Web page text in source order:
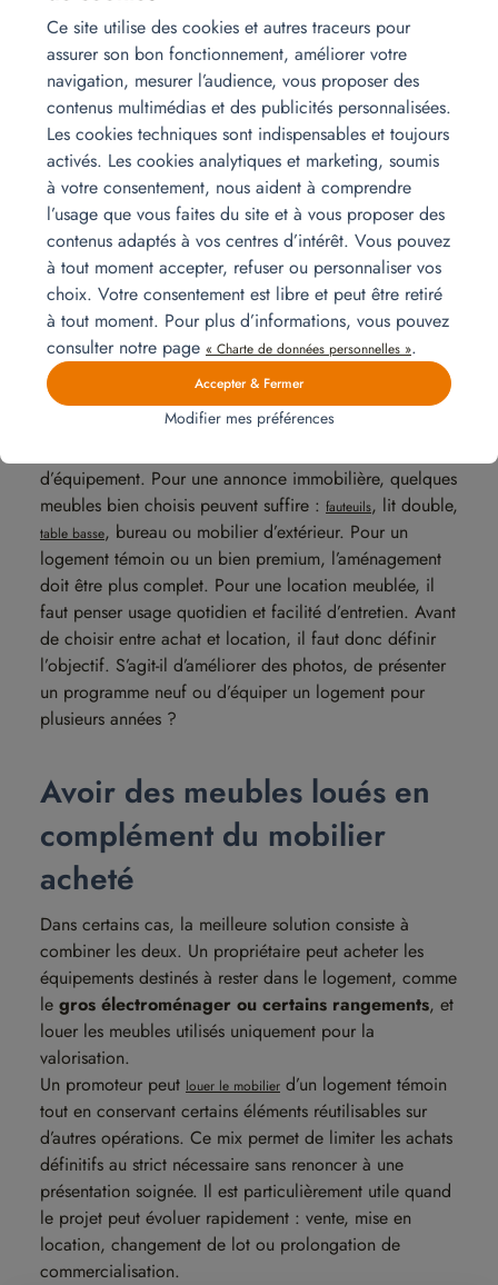
éléments et gérer les imprévus. Pour un propriétaire ou
un promoteur, cette logistique est lourde, surtout si le
calendrier est serré. La question n’est donc pas
seulement financière. Il faut aussi savoir qui s’occupe
de la mise en place et de l’évacuation à la fin.
Chez Homat, ce sontnos équipesqui prennent en charge
la livraison, l’installation du mobilier, le branchement
des équipements si nécessaire, puis la reprise des
meubles à la fin de la période prévue. Vousgagnez
du tempset le bien est prêt à être présenté sans gérer
toute la partie opérationnelle.
Adapter la solution au niveau
de valorisation attendu
d’équipement. Pour une annonce immobilière, quelques
meubles bien choisis peuvent suffire : fauteuils, lit double,
table basse, bureau ou mobilier d’extérieur. Pour un
logement témoin ou un bien premium, l’aménagement
doit être plus complet. Pour une location meublée, il
faut penser usage quotidien et facilité d’entretien. Avant
de choisir entre achat et location, il faut donc définir
l’objectif. S’agit-il d’améliorer des photos, de présenter
un programme neuf ou d’équiper un logement pour
plusieurs années ?
Avoir des meubles loués en
complément du mobilier
acheté
Dans certains cas, la meilleure solution consiste à
combiner les deux. Un propriétaire peut acheter les
équipements destinés à rester dans le logement, comme
le gros électroménager ou certains rangements, et
louer les meubles utilisés uniquement pour la
valorisation.
Un promoteur peut louer le mobilier d’un logement témoin
tout en conservant certains éléments réutilisables sur
d’autres opérations. Ce mix permet de limiter les achats
définitifs au strict nécessaire sans renoncer à une
présentation soignée. Il est particulièrement utile quand
le projet peut évoluer rapidement : vente, mise en
location, changement de lot ou prolongation de
commercialisation.
Ce site utilise des cookies et autres traceurs pour
assurer son bon fonctionnement, améliorer votre
navigation, mesurer l’audience, vous proposer des
contenus multimédias et des publicités personnalisées.
Les cookies techniques sont indispensables et toujours
activés. Les cookies analytiques et marketing, soumis
à votre consentement, nous aident à comprendre
l’usage que vous faites du site et à vous proposer des
contenus adaptés à vos centres d’intérêt. Vous pouvez
à tout moment accepter, refuser ou personnaliser vos
choix. Votre consentement est libre et peut être retiré
à tout moment. Pour plus d’informations, vous pouvez
consulter notre page « Charte de données personnelles ».
Accepter & Fermer
Modifier mes préférences